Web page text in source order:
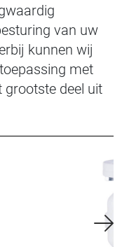
van uw
kunnen wij
met
grootste deel uit